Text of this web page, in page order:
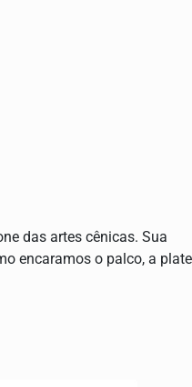
das artes cênicas. Sua
encaramos o palco, a